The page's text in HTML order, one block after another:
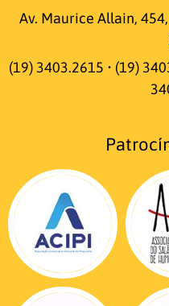
Av. Maurice Allain,
(19) 3403.2615 • (19)